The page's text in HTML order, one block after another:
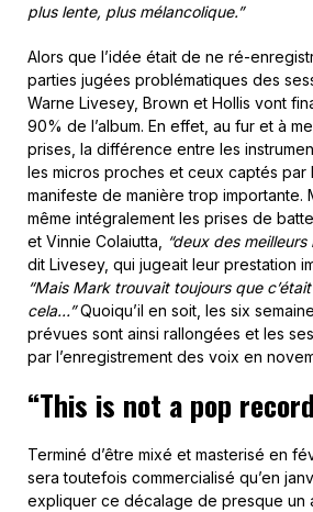
plus lente, plus mélancolique.”
Alors que l’idée était de ne ré-
parties jugées problématiques des
Warne Livesey, Brown et Hollis vont
90% de l’album. En effet, au fur et à
prises, la différence entre les
les micros proches et ceux captés par
manifeste de manière trop importante.
même intégralement les prises de
et Vinnie Colaiutta,
“deux des
dit Livesey, qui jugeait leur prestation
“Mais Mark trouvait toujours que
cela…”Quoiqu’il en soit, les six
prévues sont ainsi rallongées et les
par l’enregistrement des voix en
“This is not a pop
Terminé d’être mixé et masterisé en
sera toutefois commercialisé qu’en
expliquer ce décalage de presque un